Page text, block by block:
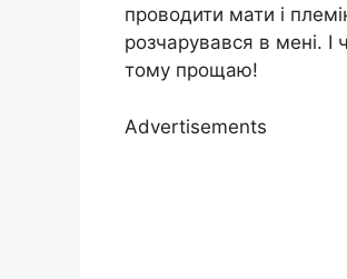
проводити мати і
розчарувався в мені.
тому прощаю!
Advertisements